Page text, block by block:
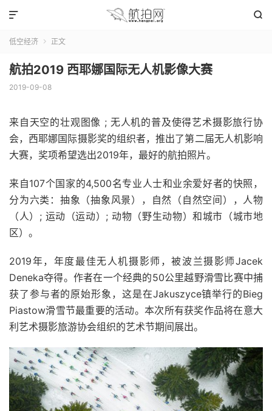


低空经济  正文
航拍2019 西耶娜国际无人机影像大赛
2019-09-08
来自天空的壮观图像 ; 无人机的普及使得艺术摄影旅行协
会，西耶娜国际摄影奖的组织者，推出了第二届无人机影响
大赛，奖项希望选出2019年，最好的航拍照片。
来自107个国家的4,500名专业人士和业余爱好者的快照，
分为六类：抽象（抽象风景），自然（自然空间），人物
（人）; 运动（运动）; 动物（野生动物）和城市（城市地
区）。
2019年，年度最佳无人机摄影师，被波兰摄影师Jacek
Deneka夺得。作者在一个经典的50公里越野滑雪比赛中捕
获了参与者的原始形象，这是在Jakuszyce镇举行的Bieg
Piastow滑雪节最重要的活动。本次所有获奖作品将在意大
利艺术摄影旅游协会组织的艺术节期间展出。